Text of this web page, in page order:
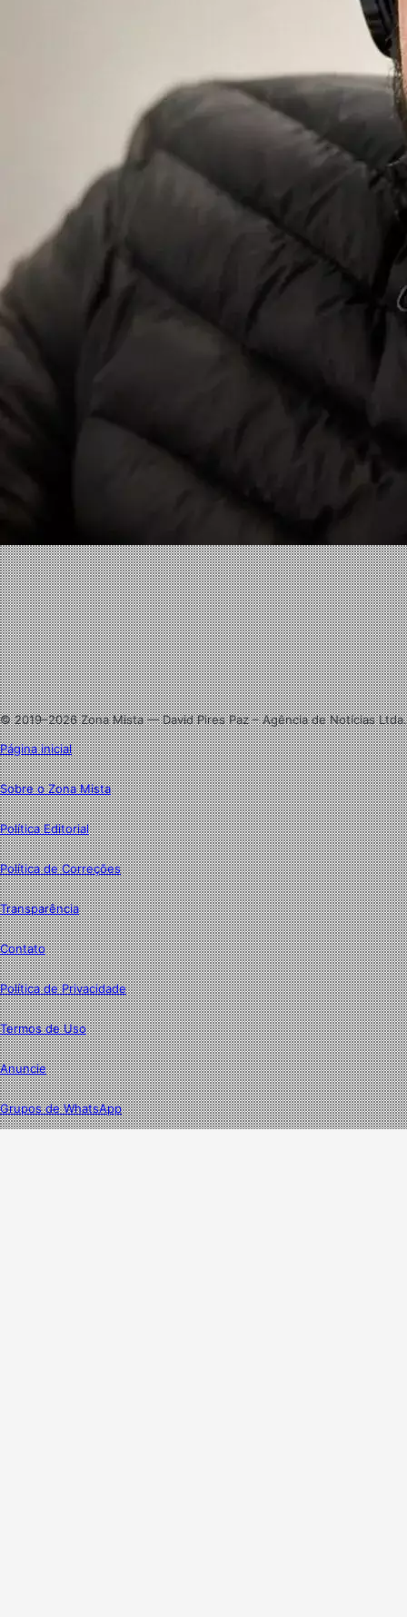
Facebook
X
Linkedin
Instagram
© 2019–2026 Zona Mista — David Pires Paz – Agência de Notícias Ltda.
Página inicial
Sobre o Zona Mista
Política Editorial
Política de Correções
Transparência
Contato
Política de Privacidade
Termos de Uso
Anuncie
Grupos de WhatsApp